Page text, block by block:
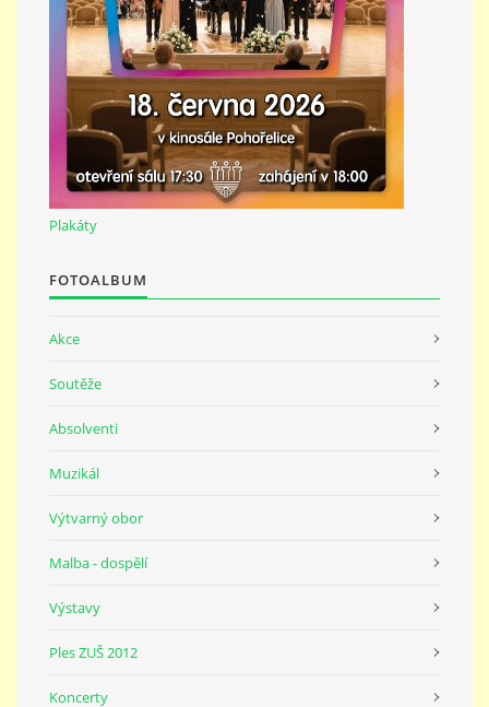
GDPR
ZUŠ Pohořelice
Školní 462
Pohořelice
© 2026 eStránky.cz |Tisk|Nahoru ↑
Plakáty
FOTOALBUM
Akce
Soutěže
Absolventi
Muzikál
Výtvarný obor
Malba - dospělí
Výstavy
Ples ZUŠ 2012
Koncerty